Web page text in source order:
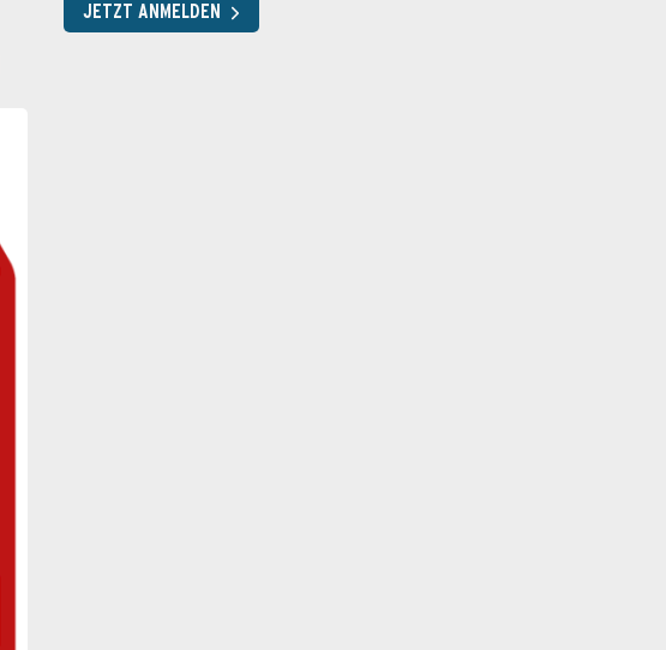
JETZT ANMELDEN